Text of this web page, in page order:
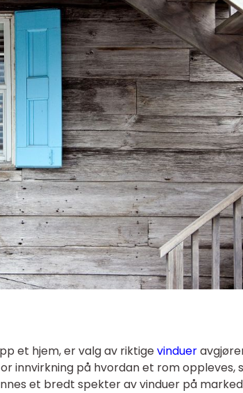
et hjem, er valg av riktigevinduer
innvirkning på hvordan et rom oppleves,
et bredt spekter av vinduer på